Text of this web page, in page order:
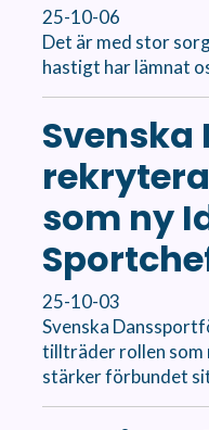
25-10-06
Det är med stor
hastigt har lämnat
som ny
25-10-03
Svenska
tillträder rollen som
stärker förbundet